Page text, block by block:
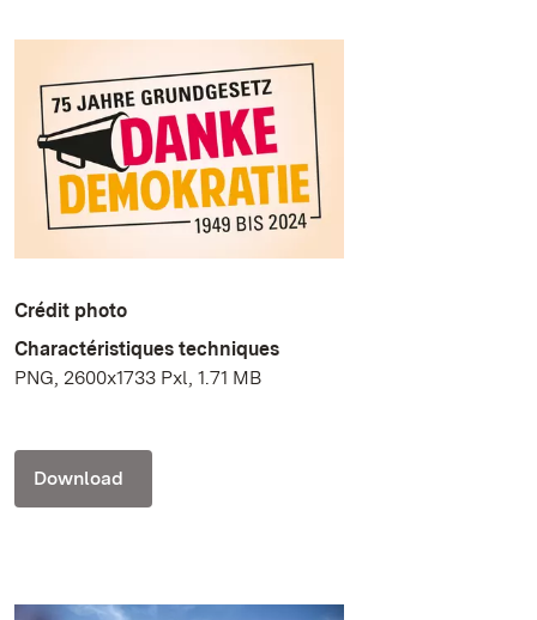
Crédit photo
Charactéristiques techniques
PNG, 2600x1733 Pxl, 1.71 MB
Download